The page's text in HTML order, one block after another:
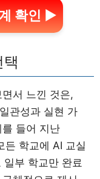
확인 ▶
서 느낀 것은,
관성과 실현 가
들어 지난
든 학교에 AI 교실
일부 학교만 완료